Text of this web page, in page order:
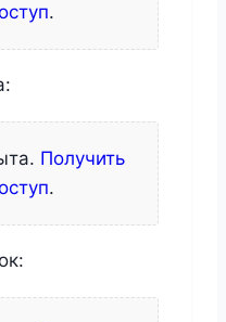
.
Получить
.